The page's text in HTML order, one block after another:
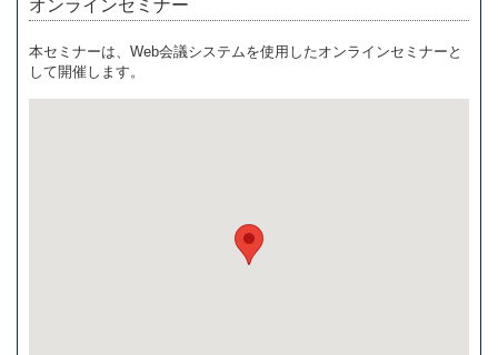
オンラインセミナー
本セミナーは、Web会議システムを使用したオンラインセミナーと
して開催します。